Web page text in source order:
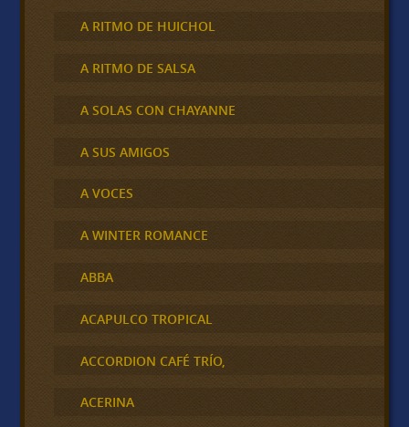
A RITMO DE HUICHOL
A RITMO DE SALSA
A SOLAS CON CHAYANNE
A SUS AMIGOS
A VOCES
A WINTER ROMANCE
ABBA
ACAPULCO TROPICAL
ACCORDION CAFÉ TRÍO,
ACERINA